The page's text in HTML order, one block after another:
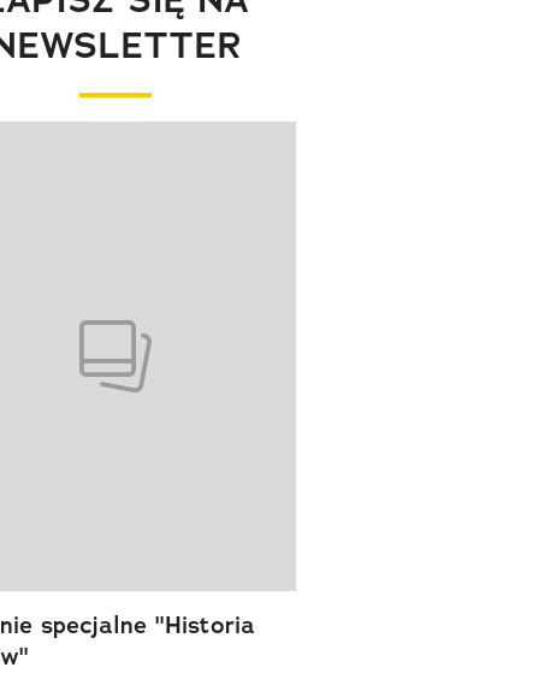
specjalne "Historia